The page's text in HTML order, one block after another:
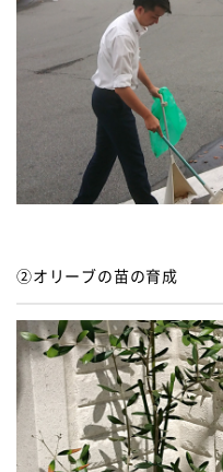
②オリーブの苗の育成